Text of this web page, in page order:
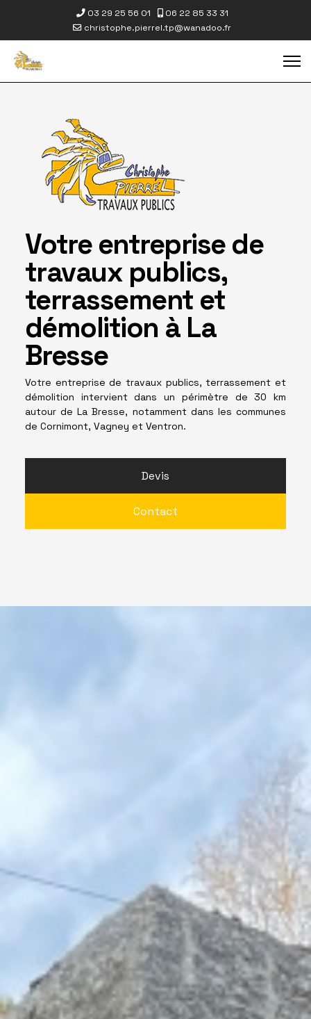
03 29 25 56 01
06 22 85 33 31
christophe.pierrel.tp@wanadoo.fr
Votre entreprise de
travaux publics,
terrassement et
démolition à La
Bresse
Votre entreprise de travaux publics, terrassement et
démolition intervient dans un périmètre de 30 km
autour de La Bresse, notamment dans les communes
de Cornimont, Vagney et Ventron.
Devis
Contact